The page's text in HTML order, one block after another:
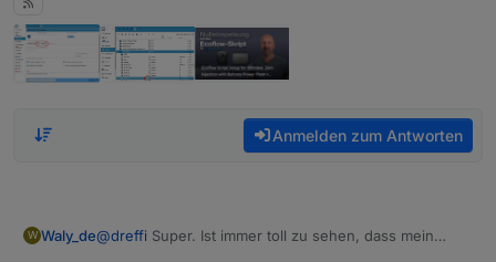
Anmelden zum Antworten
W Waly_de@dreffi Super. Ist immer toll zu sehen, dass mein